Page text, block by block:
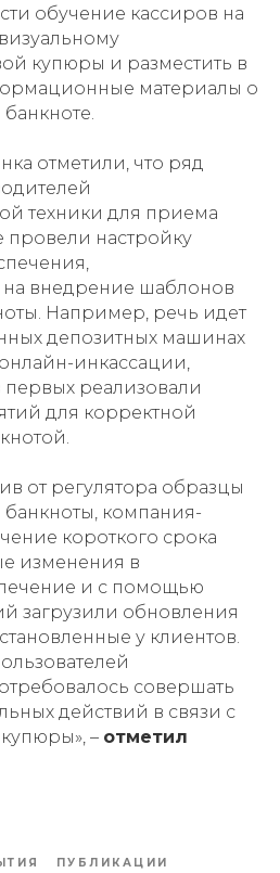
обучение кассиров на
купюры и разместить в
материалы о
отметили, что ряд
техники для приема
провели настройку
внедрение шаблонов
Например, речь идет
депозитных машинах
инкассации,
реализовали
для корректной
от регулятора образцы
компания-
короткого срока
изменения в
и с помощью
загрузили обновления
у клиентов.
совершать
действий в связи с
– отметил
ПУБЛИКАЦИИ